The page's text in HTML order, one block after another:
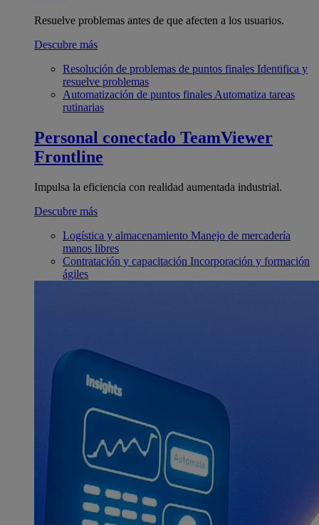
Resuelve problemas antes de que afecten a los usuarios.
Descubre más
Resolución de problemas de puntos finales Identifica y
resuelve problemas
Automatización de puntos finales Automatiza tareas
rutinarias
Personal conectado TeamViewer
Frontline
Impulsa la eficiencia con realidad aumentada industrial.
Descubre más
Logística y almacenamiento Manejo de mercadería
manos libres
Contratación y capacitación Incorporación y formación
ágiles